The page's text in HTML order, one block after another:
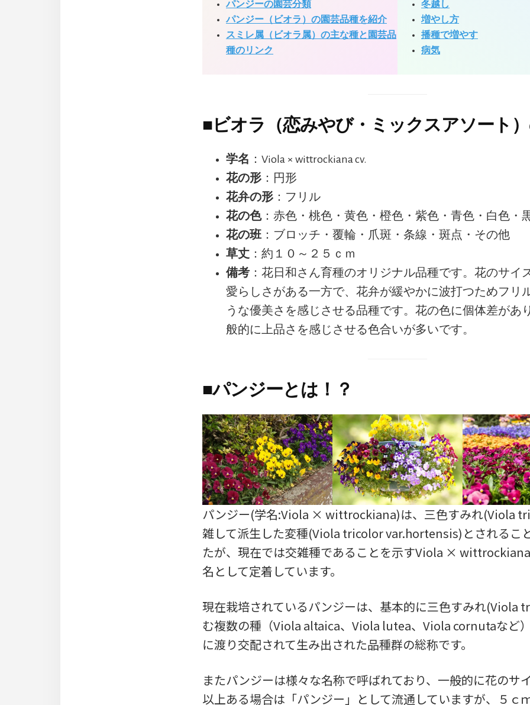
パンジーの園芸分類
パンジー（ビオラ）の園芸品種を紹介
スミレ属（ビオラ属）の主な種と園芸品
種のリンク
冬越し
増やし方
播種で増やす
病気
■ビオラ（恋みやび・ミックスアソート
学名 ：Viola × wittrockiana cv.
花の形 ：円形
花弁の形 ：フリル
花の色：赤色・桃色・黄色・橙色・紫色・青色・白色・
花の班 ：ブロッチ・覆輪・爪斑・条線・斑点・その他
草丈 ：約１０～２５ｃｍ
備考 ：花日和さん育種のオリジナル品種です。花のサイ
愛らしさがある一方で、花弁が緩やかに波打つためフリ
うな優美さを感じさせる品種です。花の色に個体差があ
般的に上品さを感じさせる色合いが多いです。
■パンジーとは！？
パンジー(学名:Viola × wittrockiana)は、三色すみれ(Viola
雑して派生した変種(Viola tricolor var.hortensis)とされるこ
たが、現在では交雑種であることを示すViola ×
名として定着しています。
現在栽培されているパンジーは、基本的に三色すみれ(Viola
む複数の種（Viola altaica、Viola lutea、Viola cornutaなど
に渡り交配されて生み出された品種群の総称です。
またパンジーは様々な名称で呼ばれており、一般的に花のサ
以上ある場合は「パンジー」として流通していますが、５ｃ